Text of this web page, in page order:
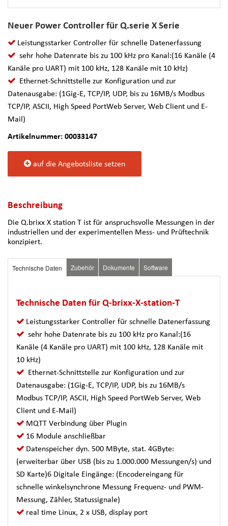
Neuer Power Controller für Q.serie X Serie
Leistungsstarker Controller für schnelle Datenerfassung
sehr hohe Datenrate bis zu 100 kHz pro Kanal:(16 Kanäle (4
Kanäle pro UART) mit 100 kHz, 128 Kanäle mit 10 kHz)
Ethernet-Schnittstelle zur Konfiguration und zur
Datenausgabe: (1Gig-E, TCP/IP, UDP, bis zu 16MB/s Modbus
TCP/IP, ASCII, High Speed PortWeb Server, Web Client und E-
Mail)
Artikelnummer: 00033147
auf die Angebotsliste setzen
Beschreibung
Die Q.brixx X station T ist für anspruchsvolle Messungen in der
industriellen und der experimentellen Mess- und Prüftechnik
konzipiert.
Technische Daten Zubehör Dokumente Software
Technische Daten für Q-brixx-X-station-T
Leistungsstarker Controller für schnelle Datenerfassung
sehr hohe Datenrate bis zu 100 kHz pro Kanal:(16
Kanäle (4 Kanäle pro UART) mit 100 kHz, 128 Kanäle mit
10 kHz)
Ethernet-Schnittstelle zur Konfiguration und zur
Datenausgabe: (1Gig-E, TCP/IP, UDP, bis zu 16MB/s
Modbus TCP/IP, ASCII, High Speed PortWeb Server, Web
Client und E-Mail)
MQTT Verbindung über Plugin
16 Module anschließbar
Datenspeicher dyn. 500 MByte, stat. 4GByte:
(erweiterbar über USB (bis zu 1.000.000 Messungen/s) und
SD Karte)6 Digitale Eingänge: (Encodereingang für
schnelle winkelsynchrone Messung Frequenz- und PWM-
Messung, Zähler, Statussignale)
real time Linux, 2 x USB, display port